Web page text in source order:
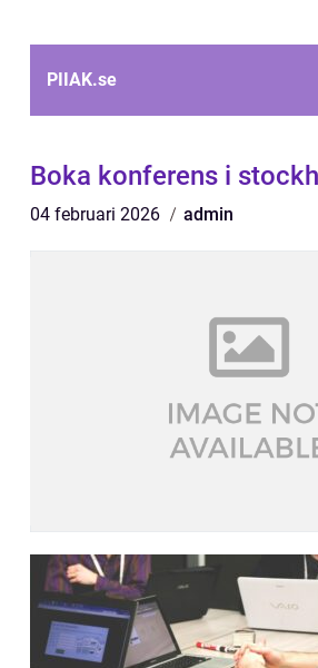
PIIAK.se
Boka konferens i
04 februari 2026 admin